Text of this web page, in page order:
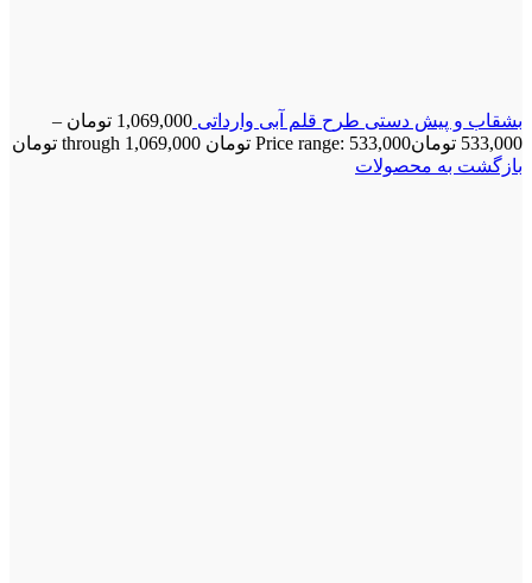
بشقاب و پیش دستی طرح قلم آبی وارداتی 1,069,000 تومان –
533,000 تومانPrice range: 533,000 تومان through 1,069,000 تومان
بازگشت به محصولات